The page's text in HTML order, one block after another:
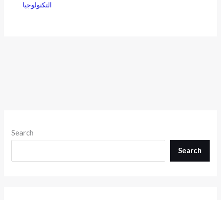
Search
Search
التكنولوجيا